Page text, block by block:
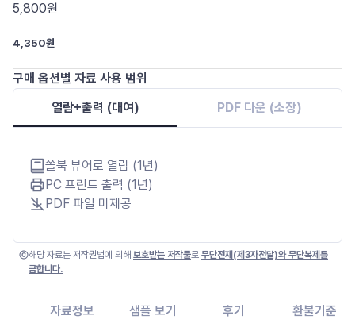
5,800원
4,350원
구매 옵션별 자료 사용 범위
열람+출력 (대여)
PDF 다운 (소장)
쏠북 뷰어로 열람 (1년)
PC 프린트 출력 (1년)
PDF 파일 미제공
해당 자료는 저작권법에 의해 보호받는 저작물로 무단전재(제3자전달)와 무단복제를
금합니다.
자료정보 샘플 보기 후기 환불기준